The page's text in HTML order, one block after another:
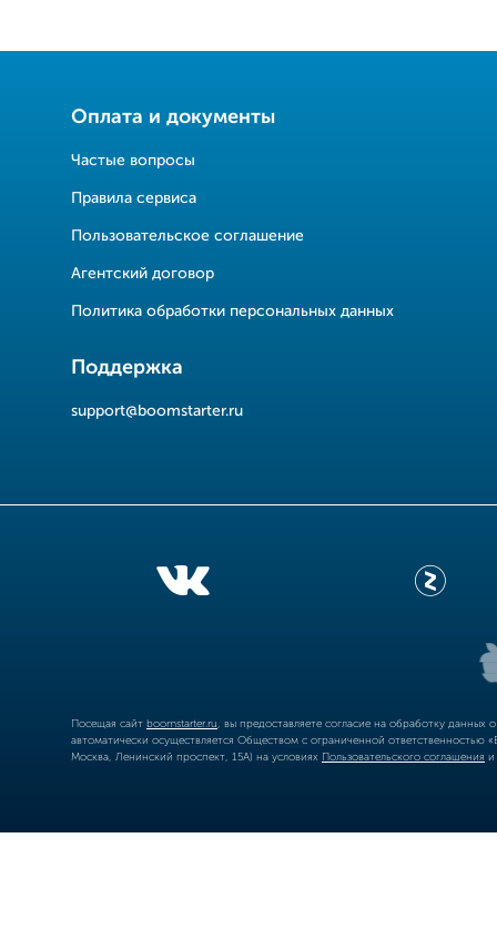
Оплата и документы
Частые вопросы
Правила сервиса
Пользовательское соглашение
Агентский договор
Политика обработки персональных данных
Поддержка
support@boomstarter.ru
Посещая сайт boomstarter.ru , вы предоставляете согласие на обработку
автоматически осуществляется Обществом с ограниченной
Москва, Ленинский проспект, 15А) на условиях Пользовательского соглашения и